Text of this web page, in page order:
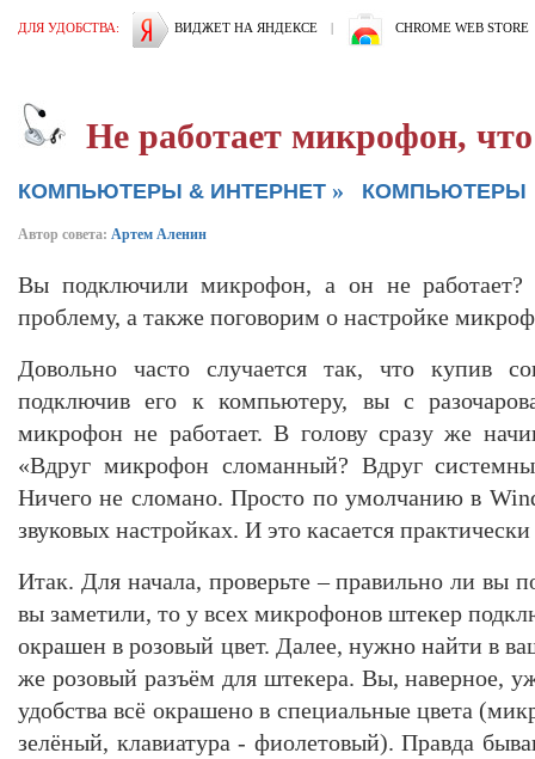
ДЛЯ УДОБСТВА: ВИДЖЕТ НА ЯНДЕКСЕ | CHROME WEB STORE
Не работает микрофон, что
КОМПЬЮТЕРЫ & ИНТЕРНЕТ » КОМПЬЮТЕРЫ
Автор совета: Артем Аленин
Вы подключили микрофон, а он не
проблему, а также поговорим о настройке
Довольно часто случается так, что купив
подключив его к компьютеру, вы с
микрофон не работает. В голову сразу же
«Вдруг микрофон сломанный? Вдруг
Ничего не сломано. Просто по умолчанию в
звуковых настройках. И это касается
Итак. Для начала, проверьте – правильно ли вы
вы заметили, то у всех микрофонов штекер
окрашен в розовый цвет. Далее, нужно найти в
же розовый разъём для штекера. Вы, наверное,
удобства всё окрашено в специальные цвета
зелёный, клавиатура - фиолетовый). Правда